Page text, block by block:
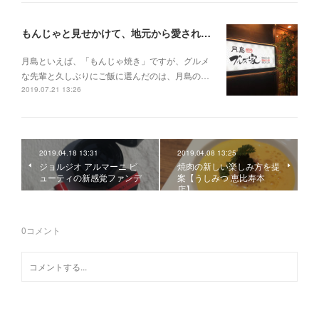
もんじゃと見せかけて、地元から愛される焼肉店へ【ブルズ家@月島】
月島といえば、「もんじゃ焼き」ですが、グルメ
な先輩と久しぶりにご飯に選んだのは、月島の…
2019.07.21 13:26
2019.04.18 13:31
ジョルジオ アルマーニ ビ
ューティの新感覚ファンデ
2019.04.08 13:25
焼肉の新しい楽しみ方を提
案【うしみつ 恵比寿本
店】
0コメント